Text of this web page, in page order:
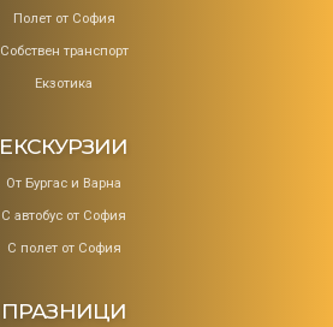
Полет от София
Собствен транспорт
Екзотика
ЕКСКУРЗИИ
От Бургас и Варна
С автобус от София
С полет от София
ПРАЗНИЦИ